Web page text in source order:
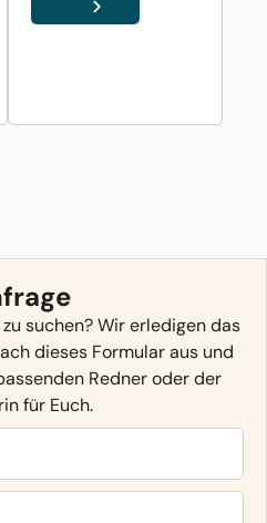
suchen? Wir erledigen das
dieses Formular aus und
Redner oder der
für Euch.